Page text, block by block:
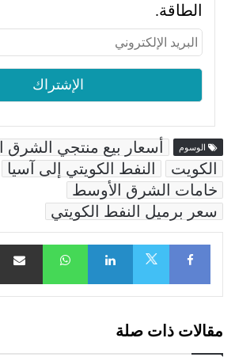
الطاقة.
الوسوم
أسعار بيع منتجي الشرق
الكويت
النفط الكويتي إلى آسيا
خامات الشرق الأوسط
سعر برميل النفط الكويتي
Facebook
LinkedIn
مقالات ذات صلة